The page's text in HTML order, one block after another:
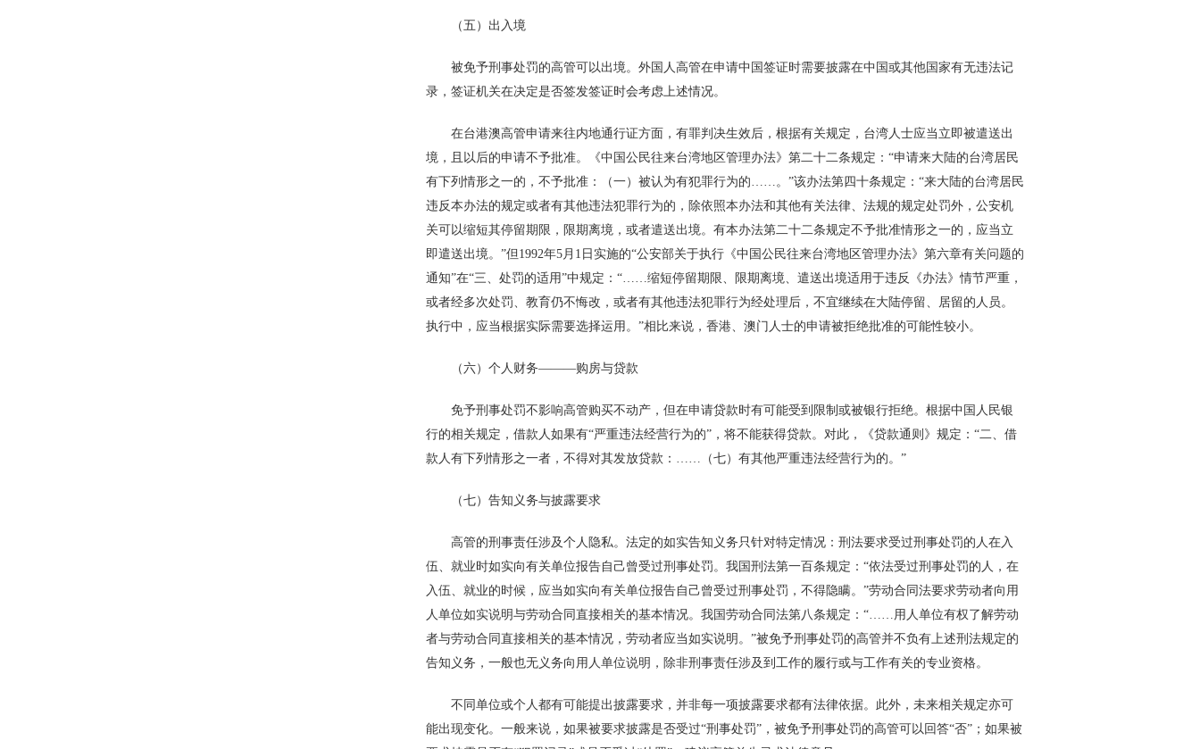
（五）出入境
被免予刑事处罚的高管可以出境。外国人高管在申请中国签证时需要披露在中国或其他国家有无违法记
录，签证机关在决定是否签发签证时会考虑上述情况。
在台港澳高管申请来往内地通行证方面，有罪判决生效后，根据有关规定，台湾人士应当立即被遣送出
境，且以后的申请不予批准。《中国公民往来台湾地区管理办法》第二十二条规定：“申请来大陆的台湾居民
有下列情形之一的，不予批准：（一）被认为有犯罪行为的……。”该办法第四十条规定：“来大陆的台湾居民
违反本办法的规定或者有其他违法犯罪行为的，除依照本办法和其他有关法律、法规的规定处罚外，公安机
关可以缩短其停留期限，限期离境，或者遣送出境。有本办法第二十二条规定不予批准情形之一的，应当立
即遣送出境。”但1992年5月 1 日实施的“公安部关于执行《中国公民往来台湾地区管理办法》第六章有关问题的
通知”在“三、处罚的适用”中规定：“……缩短停留期限、限期离境、遣送出境适用于违反《办法》情节严重，
或者经多次处罚、教育仍不悔改，或者有其他违法犯罪行为经处理后，不宜继续在大陆停留、居留的人员。
执行中，应当根据实际需要选择运用。”相比来说，香港、澳门人士的申请被拒绝批准的可能性较小。
（六）个人财务———购房与贷款
免予刑事处罚不影响高管购买不动产，但在申请贷款时有可能受到限制或被银行拒绝。根据中国人民银
行的相关规定，借款人如果有“严重违法经营行为的”，将不能获得贷款。对此，《贷款通则》规定：“二、借
款人有下列情形之一者，不得对其发放贷款：……（七）有其他严重违法经营行为的。”
（七）告知义务与披露要求
高管的刑事责任涉及个人隐私。法定的如实告知义务只针对特定情况：刑法要求受过刑事处罚的人在入
伍、就业时如实向有关单位报告自己曾受过刑事处罚。我国刑法第一百条规定：“依法受过刑事处罚的人，在
入伍、就业的时候，应当如实向有关单位报告自己曾受过刑事处罚，不得隐瞒。”劳动合同法要求劳动者向用
人单位如实说明与劳动合同直接相关的基本情况。我国劳动合同法第八条规定：“……用人单位有权了解劳动
者与劳动合同直接相关的基本情况，劳动者应当如实说明。”被免予刑事处罚的高管并不负有上述刑法规定的
告知义务，一般也无义务向用人单位说明，除非刑事责任涉及到工作的履行或与工作有关的专业资格。
不同单位或个人都有可能提出披露要求，并非每一项披露要求都有法律依据。此外，未来相关规定亦可
能出现变化。一般来说，如果被要求披露是否受过“刑事处罚”，被免予刑事处罚的高管可以回答“否”；如果被